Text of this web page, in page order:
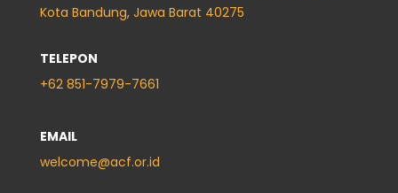
Kota Bandung, Jawa Barat 40275
TELEPON
+62 851-7979-7661
EMAIL
welcome@acf.or.id